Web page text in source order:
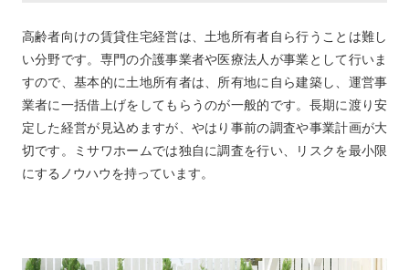
高齢者向けの賃貸住宅経営は、土地所有者自ら行うことは難し
い分野です。専門の介護事業者や医療法人が事業として行いま
すので、基本的に土地所有者は、所有地に自ら建築し、運営事
業者に一括借上げをしてもらうのが一般的です。長期に渡り安
定した経営が見込めますが、やはり事前の調査や事業計画が大
切です。ミサワホームでは独自に調査を行い、リスクを最小限
にするノウハウを持っています。